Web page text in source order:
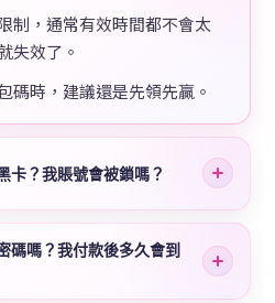
制，通常有效時間都不會太
失效了。
碼時，建議還是先領先贏。
卡？我賬號會被鎖嗎？
碼嗎？我付款後多久會到